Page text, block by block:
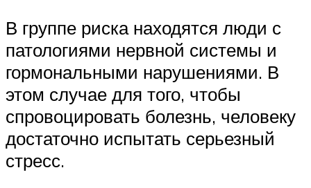
В группе риска находятся люди с
патологиями нервной системы и
гормональными нарушениями. В
этом случае для того, чтобы
спровоцировать болезнь, человеку
достаточно испытать серьезный
стресс.